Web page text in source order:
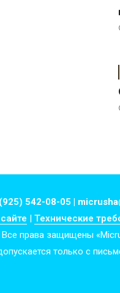
542-08-05 |
| Технические
права защищены
только с